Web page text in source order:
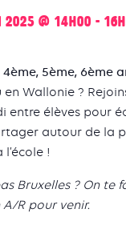
@ 14h00 -
5ème, 6ème
en Wallonie ?
entre élèves pour
autour de la
!
Bruxelles ? On te
R pour venir.